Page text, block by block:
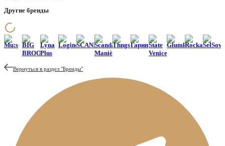
Другие бренды
Mu:s BIG
BROOCH
Lyna
Plus
LoginovSCANDALIS
Scandale
Manière
ThngsГаринState
Venice
Glumkimberly
Rockabi
Вернуться в раздел "Бренды"